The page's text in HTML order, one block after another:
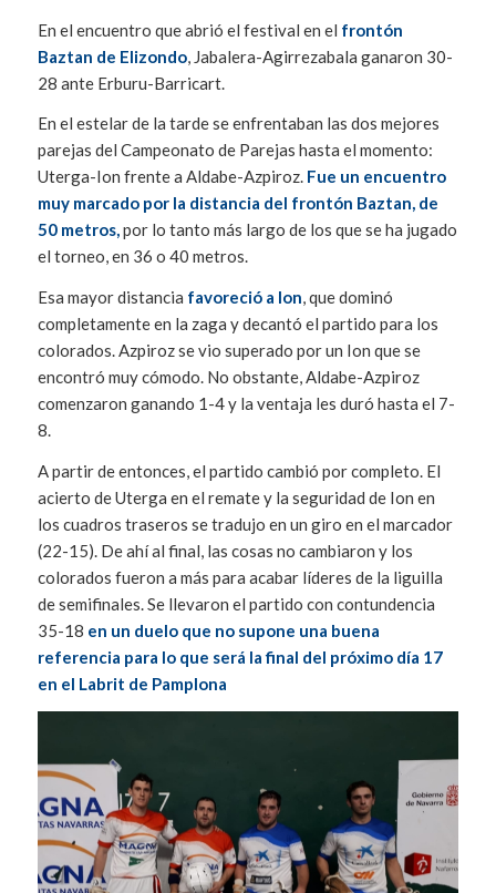
En el encuentro que abrió el festival en el frontón
Baztan de Elizondo, Jabalera-Agirrezabala ganaron 30-
28 ante Erburu-Barricart.
En el estelar de la tarde se enfrentaban las dos mejores
parejas del Campeonato de Parejas hasta el momento:
Uterga-Ion frente a Aldabe-Azpiroz. Fue un encuentro
muy marcado por la distancia del frontón Baztan, de
50 metros,por lo tanto más largo de los que se ha jugado
el torneo, en 36 o 40 metros.
Esa mayor distancia favoreció a Ion, que dominó
completamente en la zaga y decantó el partido para los
colorados. Azpiroz se vio superado por un Ion que se
encontró muy cómodo. No obstante, Aldabe-Azpiroz
comenzaron ganando 1-4 y la ventaja les duró hasta el 7-
8.
A partir de entonces, el partido cambió por completo. El
acierto de Uterga en el remate y la seguridad de Ion en
los cuadros traseros se tradujo en un giro en el marcador
(22-15). De ahí al final, las cosas no cambiaron y los
colorados fueron a más para acabar líderes de la liguilla
de semifinales. Se llevaron el partido con contundencia
35-18 en un duelo que no supone una buena
referencia para lo que será la final del próximo día 17
en el Labrit de Pamplona